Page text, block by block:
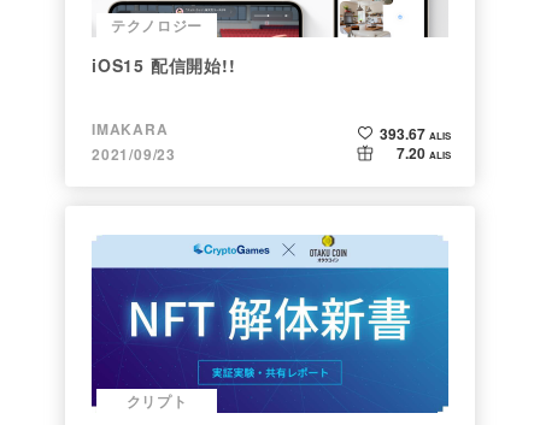
テクノロジー
iOS15 配信開始!!
IMAKARA
2021/09/23
393.67 ALIS
7.20 ALIS
クリプト